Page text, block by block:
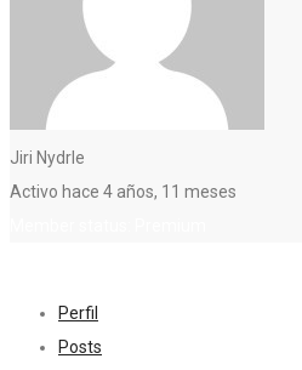
Jiri Nydrle
Activo hace 4 años, 11 meses
Perfil
Posts